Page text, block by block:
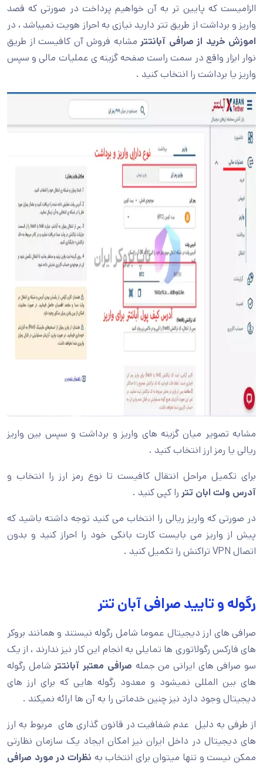
الزامیست که پایین تر به آن خواهیم پرداخت در صورتی که قصد
واریز و برداشت از طریق تتر دارید نیازی به احراز هویت نمیباشد ، در
اموزش خرید از صرافی آبانتتر مشابه فروش آن کافیست از طریق
نوار ابزار واقع در سمت راست صفحه گزینه ی عملیات مالی و سپس
واریز یا برداشت را انتخاب کنید .
مشابه تصویر میان گزینه های واریز و برداشت و سپس بین واریز
ریالی یا رمز ارز انتخاب کنید .
برای تکمیل مراحل انتقال کافیست تا نوع رمز ارز را انتخاب و
آدرس ولت ابان تتر را کپی کنید .
در صورتی که واریز ریالی را انتخاب می کنید توجه داشته باشید که
پیش از واریز می بایست کارت بانکی خود را احراز کنید و بدون
اتصال VPN تراکنش را تکمیل کنید .
رگوله و تایید صرافی آبان تتر
صرافی های ارز دیجیتال عموما شامل رگوله نیستند و همانند بروکر
های فارکس رگولاتوری ها تمایلی به انجام این کار نیز ندارند ، از یک
سو صرافی های ایرانی من جمله صرافی معتبر آبانتتر شامل رگوله
های بین المللی نمیشود و معدود رگوله هایی که برای ارز های
دیجیتال وجود دارد نیز چنین خدماتی را به آن ها ارائه نمیکند .
از طرفی به دلیل عدم شفافیت در قانون گذاری های مربوط به ارز
های دیجیتال در داخل ایران نیز امکان ایجاد یک سازمان نظارتی
ممکن نیست و تنها میتوان برای انتخاب به نظرات در مورد صرافی